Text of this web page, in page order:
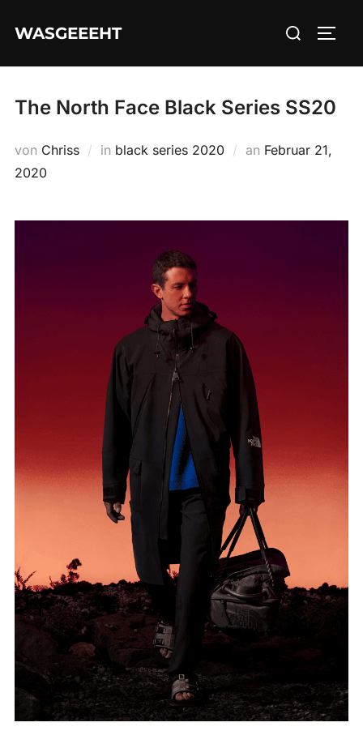
InhaltWASGEEEHT
Suchen
The North Face Black Series SS20
von Chriss in black series 2020 an Veröffentlicht
Februar 21,
2020